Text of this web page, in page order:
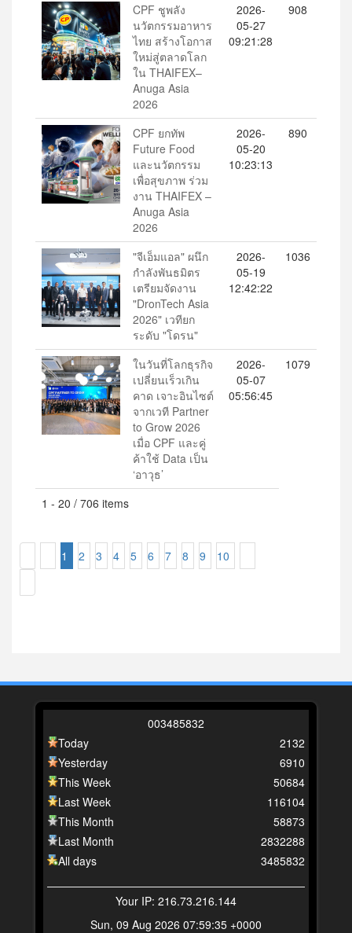
CPF ชูพลัง
นวัตกรรมอาหาร
ไทย สร้างโอกาส
ใหม่สู่ตลาดโลก
ใน THAIFEX–
Anuga Asia
2026
2026-
05-27
09:21:28
908
CPF ยกทัพ
Future Food
และนวัตกรรม
เพื่อสุขภาพ ร่วม
งาน THAIFEX –
Anuga Asia
2026
2026-
05-20
10:23:13
890
"จีเอ็มแอล" ผนึก
กำลังพันธมิตร
เตรียมจัดงาน
"DronTech Asia
2026" เวทียก
ระดับ "โดรน"
2026-
05-19
12:42:22
1036
ในวันที่โลกธุรกิจ
เปลี่ยนเร็วเกิน
คาด เจาะอินไซต์
จากเวที Partner
to Grow 2026
เมื่อ CPF และคู่
ค้าใช้ Data เป็น
‘อาวุธ’
2026-
05-07
05:56:45
1079
1 - 20 / 706 items
1 2 3 4 5 6 7 8 9 10
003485832
Today
Yesterday
This Week
Last Week
This Month
Last Month
All days
2132
6910
50684
116104
58873
2832288
3485832
Your IP: 216.73.216.144
Sun, 09 Aug 2026 07:59:35 +0000